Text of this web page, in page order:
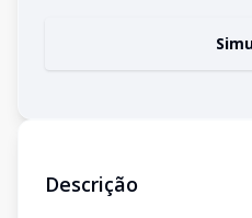
Descrição